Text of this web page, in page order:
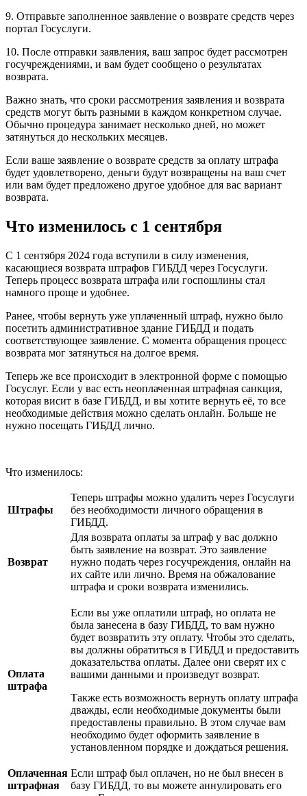
9. Отправьте заполненное заявление о возврате средств через
портал Госуслуги.
10. После отправки заявления, ваш запрос будет рассмотрен
госучреждениями, и вам будет сообщено о результатах
возврата.
Важно знать, что сроки рассмотрения заявления и возврата
средств могут быть разными в каждом конкретном случае.
Обычно процедура занимает несколько дней, но может
затянуться до нескольких месяцев.
Если ваше заявление о возврате средств за оплату штрафа
будет удовлетворено, деньги будут возвращены на ваш счет
или вам будет предложено другое удобное для вас вариант
возврата.
Что изменилось с 1 сентября
С 1 сентября 2024 года вступили в силу изменения,
касающиеся возврата штрафов ГИБДД через Госуслуги.
Теперь процесс возврата штрафа или госпошлины стал
намного проще и удобнее.
Ранее, чтобы вернуть уже уплаченный штраф, нужно было
посетить административное здание ГИБДД и подать
соответствующее заявление. С момента обращения процесс
возврата мог затянуться на долгое время.
Теперь же все происходит в электронной форме с помощью
Госуслуг. Если у вас есть неоплаченная штрафная санкция,
которая висит в базе ГИБДД, и вы хотите вернуть её, то все
необходимые действия можно сделать онлайн. Больше не
нужно посещать ГИБДД лично.
Что изменилось:
Штрафы
Теперь штрафы можно удалить через Госуслуги
без необходимости личного обращения в
ГИБДД.
Возврат
Для возврата оплаты за штраф у вас должно
быть заявление на возврат. Это заявление
нужно подать через госучреждения, онлайн на
их сайте или лично. Время на обжалование
штрафа и сроки возврата изменились.
Оплата
штрафа
Если вы уже оплатили штраф, но оплата не
была занесена в базу ГИБДД, то вам нужно
будет возвратить эту оплату. Чтобы это сделать,
вы должны обратиться в ГИБДД и предоставить
доказательства оплаты. Далее они сверят их с
вашими данными и произведут возврат.
Также есть возможность вернуть оплату штрафа
дважды, если необходимые документы были
предоставлены правильно. В этом случае вам
необходимо будет оформить заявление в
установленном порядке и дождаться решения.
Оплаченная
штрафная
Если штраф был оплачен, но не был внесен в
базу ГИБДД, то вы можете аннулировать его